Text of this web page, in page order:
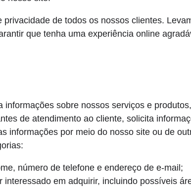
de todos os nossos clientes.
que tenha uma experiência online
sobre nossos serviços e
de atendimento ao cliente, solicita
informações por meio do nosso site ou de
número de telefone e endereço de e-mail;
em adquirir, incluindo possíveis